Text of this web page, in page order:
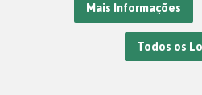
Mais Informações
Todos os